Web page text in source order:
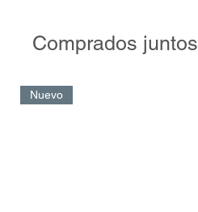
Comprados juntos
Nuevo